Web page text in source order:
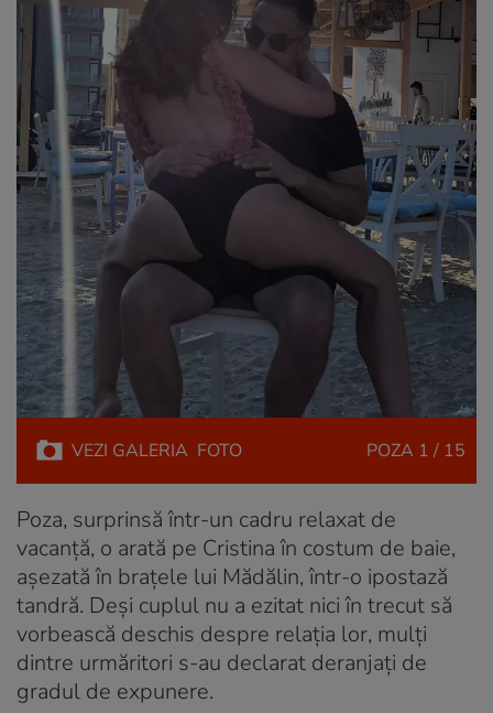
VEZI GALERIA FOTO POZA 1 / 15
Poza, surprinsă într-un cadru relaxat de
vacanță, o arată pe Cristina în costum de baie,
așezată în brațele lui Mădălin, într-o ipostază
tandră. Deși cuplul nu a ezitat nici în trecut să
vorbească deschis despre relația lor, mulți
dintre urmăritori s-au declarat deranjați de
gradul de expunere.